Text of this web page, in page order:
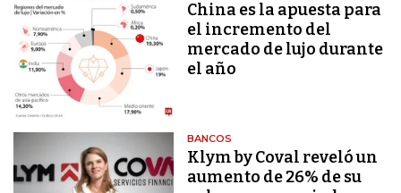
China es la apuesta para
el incremento del
mercado de lujo durante
el año
BANCOS
Klym by Coval reveló un
aumento de 26% de su